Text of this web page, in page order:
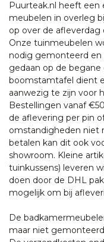
Puurteak.nl heeft een
meubelen in overleg
op over de afleverdag
Onze tuinmeubelen
nodig gemonteerd en
gedaan op de
boomstamtafel dient
aanwezig te zijn voor
Bestellingen vanaf
de aflevering per pin
omstandigheden niet
betalen kan dit ook
showroom. Kleine
tuinkussens) leveren
doen door de DHL
mogelijk om bij
De
maar niet